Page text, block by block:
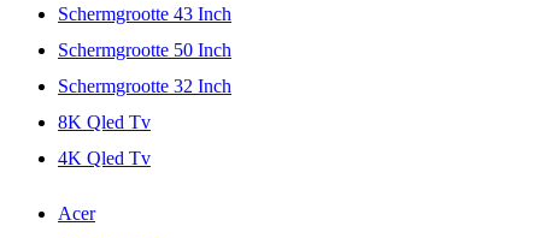
Schermgrootte 43 Inch
Schermgrootte 50 Inch
Schermgrootte 32 Inch
8K Qled Tv
4K Qled Tv
Acer